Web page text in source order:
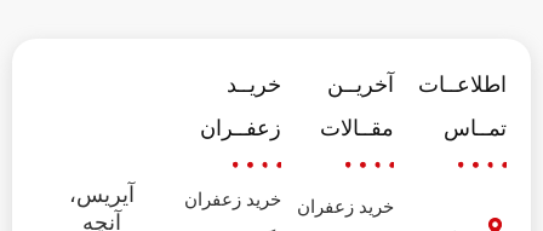
اطلاعــات
تمــاس
آخریــن
مقــالات
خرید زعفران
خریــد
زعفــران
خرید زعفران
آیریس،
آنچه